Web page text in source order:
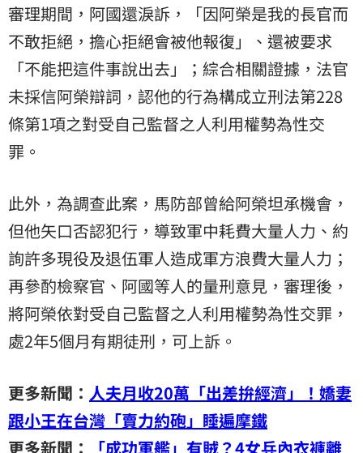
審理期間，阿國還淚訴，「因阿榮是我的長官而
不敢拒絕，擔心拒絕會被他報復」、還被要求
「不能把這件事說出去」；綜合相關證據，法官
未採信阿榮辯詞，認他的行為構成立刑法第228
條第1項之對受自己監督之人利用權勢為性交
罪。
此外，為調查此案，馬防部曾給阿榮坦承機會，
但他矢口否認犯行，導致軍中耗費大量人力、約
詢許多現役及退伍軍人造成軍方浪費大量人力；
再參酌檢察官、阿國等人的量刑意見，審理後，
將阿榮依對受自己監督之人利用權勢為性交罪，
處2年5個月有期徒刑，可上訴。
更多新聞： 人夫月收20萬「出差拚經濟」！嬌妻
跟小王在台灣「賣力約砲」睡遍摩鐵
更多新聞：
「成功軍艦」有賊？4女兵內衣褲離